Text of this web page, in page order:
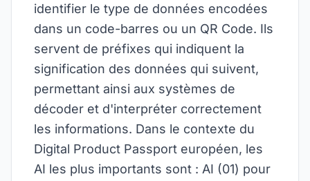
identifier le type de données encodées
dans un code-barres ou un QR Code. Ils
servent de préfixes qui indiquent la
signification des données qui suivent,
permettant ainsi aux systèmes de
décoder et d'interpréter correctement
les informations. Dans le contexte du
Digital Product Passport européen, les
AI les plus importants sont : AI (01) pour